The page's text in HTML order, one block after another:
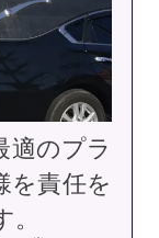
適のプラ
を責任を